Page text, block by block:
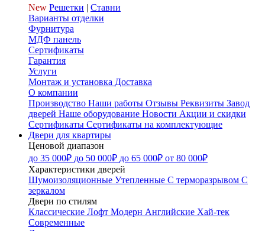
New Решетки | Ставни
Варианты отделки
Фурнитура
МДФ панель
Сертификаты
Гарантия
Услуги
Монтаж и установка Доставка
О компании
Производство Наши работы Отзывы Реквизиты Завод
дверей Наше оборудование Новости Акции и скидки
Сертификаты Сертификаты на комплектующие
Двери для квартиры
Ценовой диапазон
до 35 000₽ до 50 000₽ до 65 000₽ от 80 000₽
Характеристики дверей
Шумоизоляционные Утепленные С терморазрывом С
зеркалом
Двери по стилям
Классические Лофт Модерн Английские Хай-тек
Современные